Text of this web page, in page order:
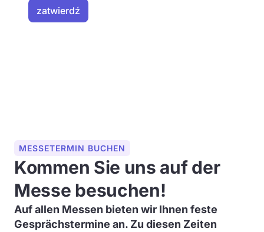
MESSETERMIN BUCHEN
Kommen Sie uns auf der
Messe besuchen!
Auf allen Messen bieten wir Ihnen feste
Gesprächstermine an. Zu diesen Zeiten